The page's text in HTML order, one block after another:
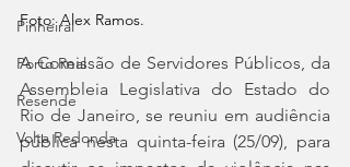
Pinheiral
Porto Real
Resende
Volta Redonda
Foto: Alex Ramos.
A Comissão de Servidores Públicos, da
Assembleia Legislativa do Estado do
Rio de Janeiro, se reuniu em audiência
pública nesta quinta-feira (25/09), para